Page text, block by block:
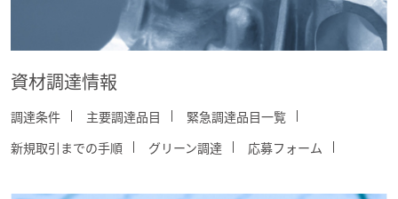
資材調達情報
調達条件 主要調達品目
緊急調達品目一覧
新規取引までの手順
グリーン調達 応募フォーム